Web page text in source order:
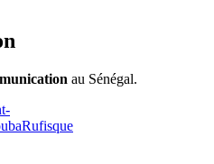
au Sénégal.
Rufisque